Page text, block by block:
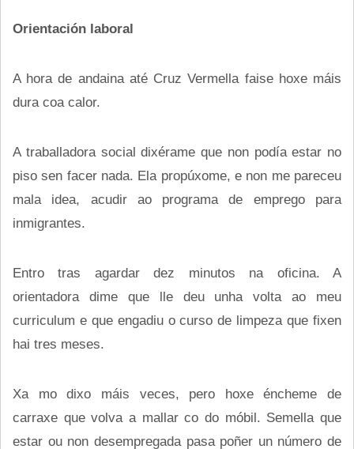
Orientación laboral
A hora de andaina até Cruz Vermella faise hoxe máis
dura coa calor.
A traballadora social dixérame que non podía estar no
piso sen facer nada. Ela propúxome, e non me pareceu
mala idea, acudir ao programa de emprego para
inmigrantes.
Entro tras agardar dez minutos na oficina. A
orientadora dime que lle deu unha volta ao meu
curriculum e que engadiu o curso de limpeza que fixen
hai tres meses.
Xa mo dixo máis veces, pero hoxe éncheme de
carraxe que volva a mallar co do móbil. Semella que
estar ou non desempregada pasa poñer un número de